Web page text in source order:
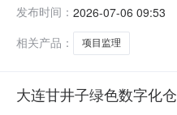
标的项目中标人：
发布时间： 2026-07-06 09:53
相关产品：
项目监理
大连甘井子绿色数字化